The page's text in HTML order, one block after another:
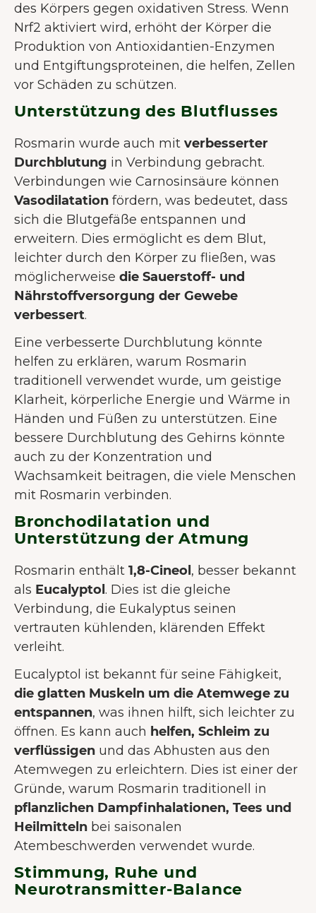
des Körpers gegen oxidativen Stress. Wenn
Nrf2 aktiviert wird, erhöht der Körper die
Produktion von Antioxidantien-Enzymen
und Entgiftungsproteinen, die helfen, Zellen
vor Schäden zu schützen.
Unterstützung des Blutflusses
Rosmarin wurde auch mit verbesserter
Durchblutung in Verbindung gebracht.
Verbindungen wie Carnosinsäure können
Vasodilatation fördern, was bedeutet, dass
sich die Blutgefäße entspannen und
erweitern. Dies ermöglicht es dem Blut,
leichter durch den Körper zu fließen, was
möglicherweise die Sauerstoff- und
Nährstoffversorgung der Gewebe
verbessert.
Eine verbesserte Durchblutung könnte
helfen zu erklären, warum Rosmarin
traditionell verwendet wurde, um geistige
Klarheit, körperliche Energie und Wärme in
Händen und Füßen zu unterstützen. Eine
bessere Durchblutung des Gehirns könnte
auch zu der Konzentration und
Wachsamkeit beitragen, die viele Menschen
mit Rosmarin verbinden.
Bronchodilatation und
Unterstützung der Atmung
Rosmarin enthält 1,8-Cineol, besser bekannt
als Eucalyptol. Dies ist die gleiche
Verbindung, die Eukalyptus seinen
vertrauten kühlenden, klärenden Effekt
verleiht.
Eucalyptol ist bekannt für seine Fähigkeit,
die glatten Muskeln um die Atemwege zu
entspannen, was ihnen hilft, sich leichter zu
öffnen. Es kann auch helfen, Schleim zu
verflüssigen und das Abhusten aus den
Atemwegen zu erleichtern. Dies ist einer der
Gründe, warum Rosmarin traditionell in
pflanzlichen Dampfinhalationen, Tees und
Heilmitteln bei saisonalen
Atembeschwerden verwendet wurde.
Stimmung, Ruhe und
Neurotransmitter-Balance
Nutzererlebnis zu bieten. Mehr über
Cookies
Alle akzeptieren
Nur notwendige Cookies
akzeptieren